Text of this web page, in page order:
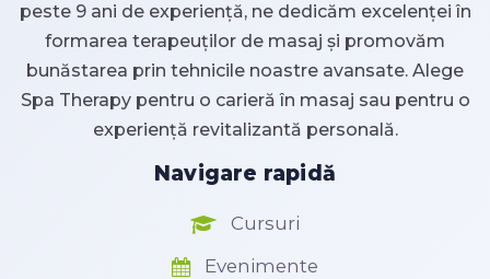
peste 9 ani de experiență, ne dedicăm excelenței în
formarea terapeuților de masaj și promovăm
bunăstarea prin tehnicile noastre avansate. Alege
Spa Therapy pentru o carieră în masaj sau pentru o
experiență revitalizantă personală.
Navigare rapidă
Cursuri
Evenimente